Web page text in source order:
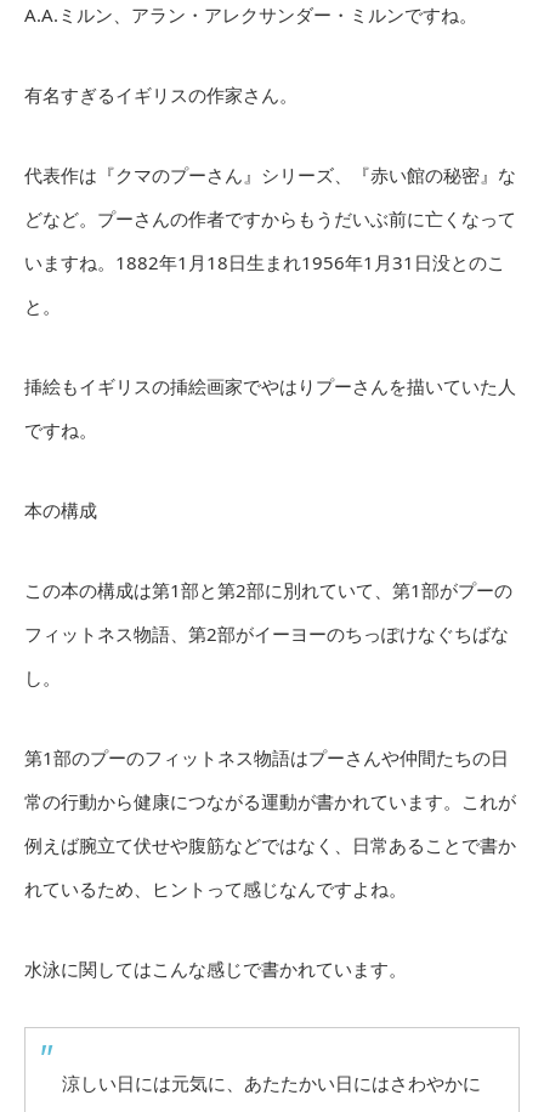
A.A.ミルン、アラン・アレクサンダー・ミルンですね。
有名すぎるイギリスの作家さん。
代表作は『クマのプーさん』シリーズ、『赤い館の秘密』な
どなど。プーさんの作者ですからもうだいぶ前に亡くなって
いますね。1882年1月18日生まれ1956年1月31日没とのこ
と。
挿絵もイギリスの挿絵画家でやはりプーさんを描いていた人
ですね。
本の構成
この本の構成は第1部と第2部に別れていて、第1部がプーの
フィットネス物語、第2部がイーヨーのちっぽけなぐちばな
し。
第1部のプーのフィットネス物語はプーさんや仲間たちの日
常の行動から健康につながる運動が書かれています。これが
例えば腕立て伏せや腹筋などではなく、日常あることで書か
れているため、ヒントって感じなんですよね。
水泳に関してはこんな感じで書かれています。
涼しい日には元気に、あたたかい日にはさわやかに